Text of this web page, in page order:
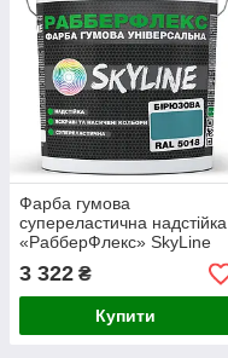
Фарба гумова
супереластична надстійка
«РабберФлекс» SkyLine
Бірюзова RAL 5018 18 кг
3 322 ₴
Купити